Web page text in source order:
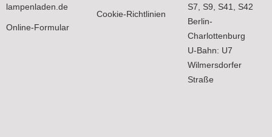
lampenladen.de
Online-Formular
Cookie-Richtlinien
S7, S9, S41, S42
Berlin-
Charlottenburg
U-Bahn: U7
Wilmersdorfer
Straße